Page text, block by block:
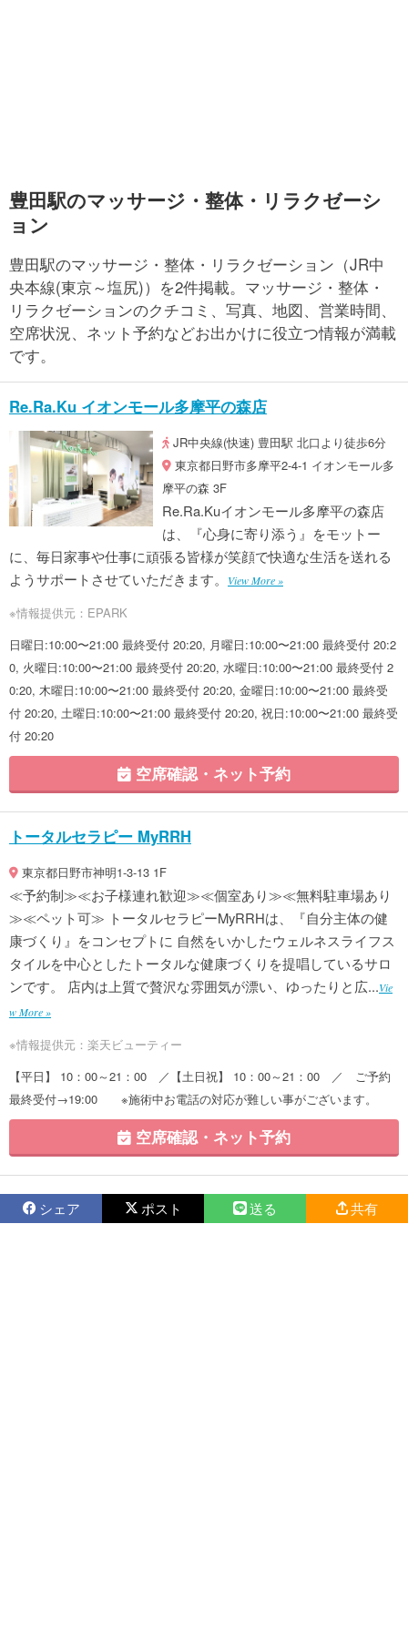
豊田駅のマッサージ・整体・リラクゼーシ
ョン
豊田駅のマッサージ・整体・リラクゼーション（JR中
央本線(東京～塩尻)）を2件掲載。マッサージ・整体・
リラクゼーションのクチコミ、写真、地図、営業時間、
空席状況、ネット予約などお出かけに役立つ情報が満載
です。
Re.Ra.Ku イオンモール多摩平の森店
JR中央線(快速) 豊田駅 北口より徒歩6分
東京都日野市多摩平2-4-1 イオンモール多
摩平の森 3F
Re.Ra.Kuイオンモール多摩平の森店
は、『心身に寄り添う』をモットー
に、毎日家事や仕事に頑張る皆様が笑顔で快適な生活を送れる
ようサポートさせていただきます。
View More »
※情報提供元：EPARK
日曜日:10:00〜21:00 最終受付 20:20, 月曜日:10:00〜21:00 最終受付 20:2
0, 火曜日:10:00〜21:00 最終受付 20:20, 水曜日:10:00〜21:00 最終受付 2
0:20, 木曜日:10:00〜21:00 最終受付 20:20, 金曜日:10:00〜21:00 最終受
付 20:20, 土曜日:10:00〜21:00 最終受付 20:20, 祝日:10:00〜21:00 最終受
付 20:20
空席確認・ネット予約
トータルセラピー MyRRH
東京都日野市神明1-3-13 1F
≪予約制≫≪お子様連れ歓迎≫≪個室あり≫≪無料駐車場あり
≫≪ペット可≫ トータルセラピーMyRRHは、『自分主体の健
康づくり』をコンセプトに 自然をいかしたウェルネスライフス
タイルを中心としたトータルな健康づくりを提唱しているサロ
ンです。 店内は上質で贅沢な雰囲気が漂い、ゆったりと広...Vie
w More »
※情報提供元：楽天ビューティー
【平日】 10：00～21：00 ／【土日祝】 10：00～21：00 ／ ご予約
最終受付→19:00 ※施術中お電話の対応が難しい事がございます。
空席確認・ネット予約
シェア ポスト 送る 共有